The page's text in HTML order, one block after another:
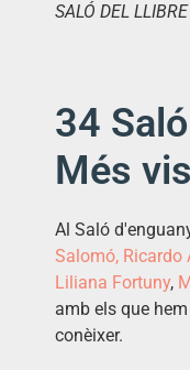
SALÓ DEL LLIBRE
34
Més
Al Saló
Salomó, Ricardo
Liliana Fortuny,
amb els que
conèixer.